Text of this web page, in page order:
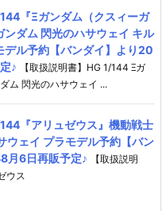
144『Ξガンダム（クスィーガ
ンダム 閃光のハサウェイ キル
デル予約【バンダイ】より20
♪
【取扱説明書】HG 1/144 Ξガ
ム 閃光のハサウェイ ...
144『アリュゼウス』機動戦士
ウェイ プラモデル予約【バン
月6日再販予定♪
【取扱説明
ウス